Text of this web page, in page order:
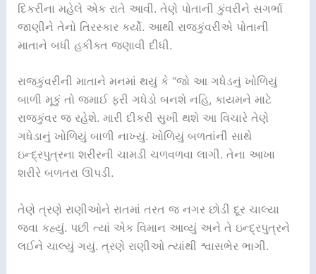
દિકરીના મહેલે એક રાતે આવી. તેણે પોતાની કુંવરીને સગર્ભા
જાણીને તેનો તિરસ્કાર કર્યો. આથી રાજકુંવરીએ પોતાની
માતાને બધી હકીક્ત જણાવી દીધી.
રાજકુંવરીની માતાને મનમાં થયું કે “જો આ ગધેડનું ખોળિયું
બાળી મૂકું તો જમાઈ ફરી ગધેડો બનશે નહિ, કાયમને માટે
રાજકુંવર જ રહેશે. મારી દીકરી સુખી થશે આ વિચારે તેણે
ગધેડાનું ખોળિયું બાળી નાખ્યું. ખોળિયું બળતાંની સાથે
ઇન્દ્રપુત્રના શરીરની ચામડી ચળવળવા લાગી. તેના આખા
શરીરે બળતરા ઊપડી.
તેણે ત્રણે રાણીઓને રાતમાં તરત જ નગર છોડી દૂર ચાલ્યા
જવા કહ્યું. પછી ત્યાં એક વિમાન આવ્યું અને તે ઇન્દ્રપુત્રને
લઈને ચાલ્યું ગયું. ત્રણે રાણીઓ ત્યાંથી શ્વાસભેર ભાગી.